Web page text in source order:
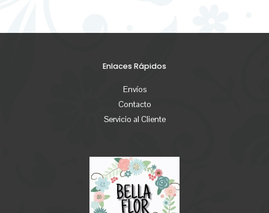
Enlaces Rápidos
Envíos
Contacto
Servicio al Cliente